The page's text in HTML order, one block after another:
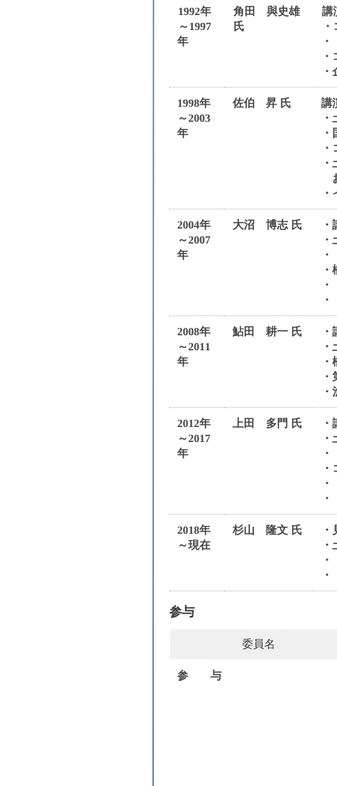
1992年
～1997
年
角田 與史雄
氏
講
1998年
～2003
年
佐伯 昇 氏 講
2004年
～2007
年
大沼 博志 氏
2008年
～2011
年
鮎田 耕一 氏
2012年
～2017
年
上田 多門 氏
2018年
～現在
杉山 隆文 氏
参与
委員名
参 与